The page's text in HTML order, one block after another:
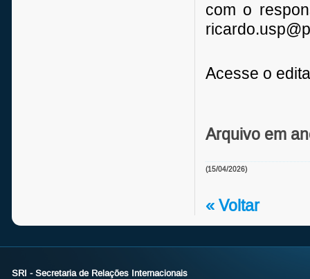
com o
Acesse o
Arquivo em
(15/04/2026)
« Voltar
SRI - Secretaria de Relações Internacionais